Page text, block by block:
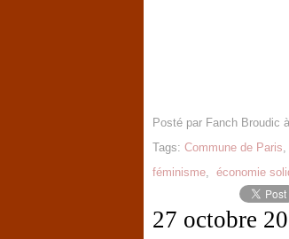
Posté par Fanch Broudic
Tags: Commune de Paris,
féminisme, économie
27 octobre